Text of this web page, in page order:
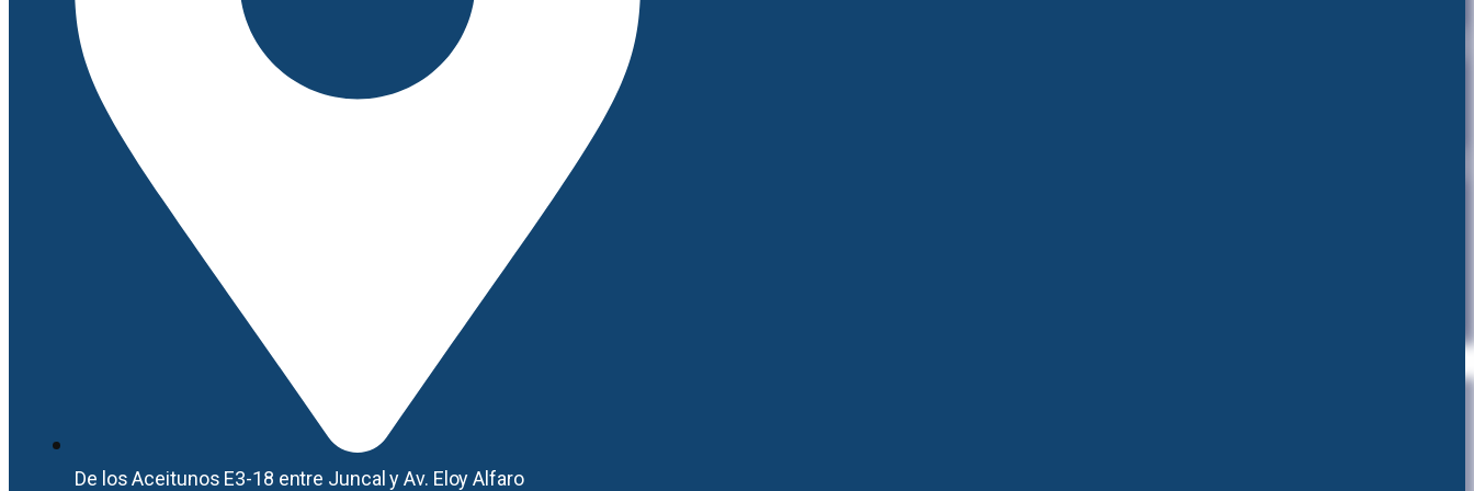
De los Aceitunos E3-18 entre Juncal y Av. Eloy Alfaro